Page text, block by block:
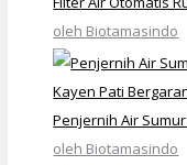
oleh Biotamasindo
Penjernih Air
oleh Biotamasindo